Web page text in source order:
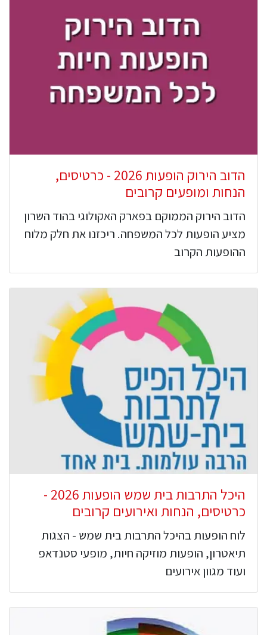
הדוב הירוק הופעות 2026 - כרטיסים,
הנחות ומופעים קרובים
הדוב הירוק הממוקם בפארק האקולוגי בהוד השרון
מציע הופעות לכל המשפחה. ריכזנו את חלק מלוח
ההופעות הקרוב
היכל התרבות בית שמש הופעות 2026 -
כרטיסים, הנחות ואירועים קרובים
לוח הופעות בהיכל התרבות בית שמש - הצגות
תיאטרון, הופעות מוזיקה חיות, מופעי סטנדאפ
ועוד מגוון אירועים